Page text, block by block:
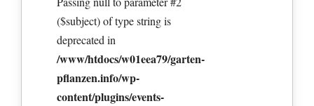
($subject) of type string is
deprecated in
/www/htdocs/w01eea79/garten-
pflanzen.info/wp-
content/plugins/events-